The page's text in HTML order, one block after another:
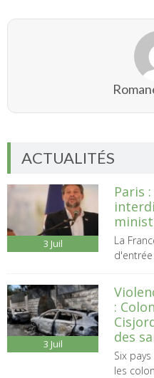
ACTUALITÉS
3 Juil
Paris
La
d'entrée
3 Juil
:
des
Six
les